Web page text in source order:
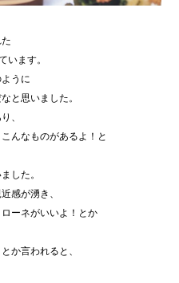
います。
うに
と思いました。
、
んなものがあるよ！と
した。
感が湧き、
ーネがいいよ！とか
か言われると、